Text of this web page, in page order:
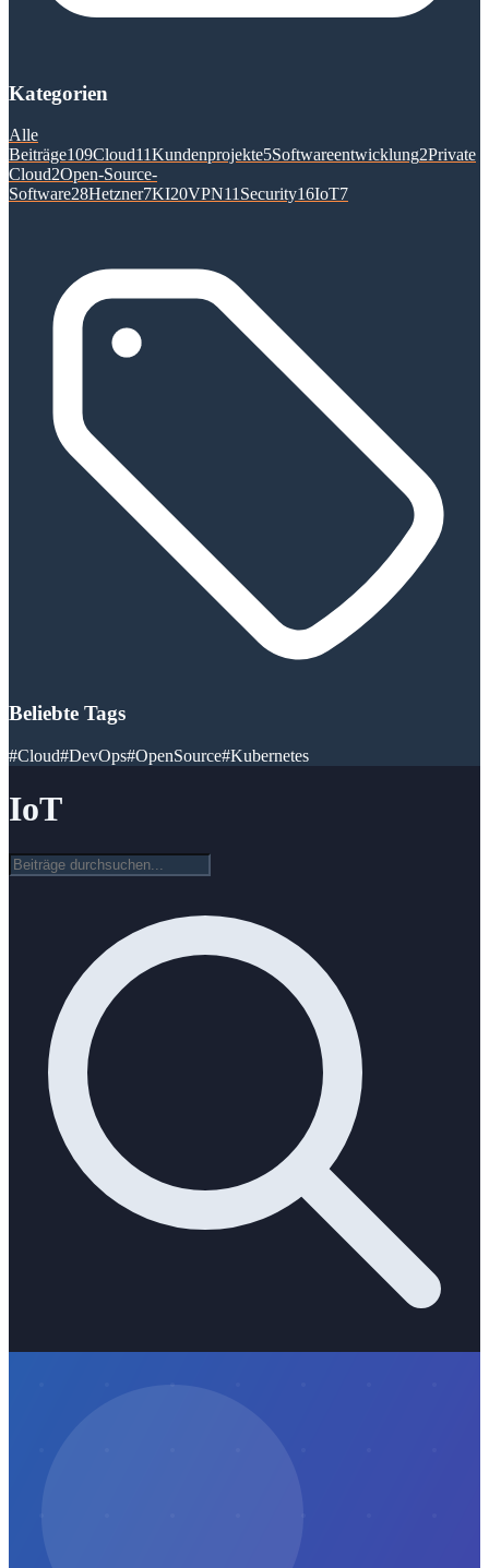
Kategorien
Alle
Beiträge109Cloud11Kundenprojekte5Softwareentwicklung2Private
Cloud2Open-Source-
Software28Hetzner7KI20VPN11Security16IoT7
Beliebte Tags
#Cloud#DevOps#OpenSource#Kubernetes
IoT